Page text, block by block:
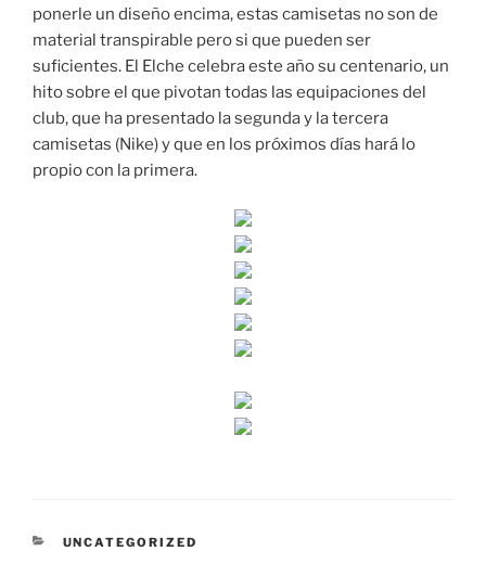
ponerle un diseño encima, estas camisetas no son de
material transpirable pero si que pueden ser
suficientes. El Elche celebra este año su centenario, un
hito sobre el que pivotan todas las equipaciones del
club, que ha presentado la segunda y la tercera
camisetas (Nike) y que en los próximos días hará lo
propio con la primera.
CATEGORÍAS
UNCATEGORIZED